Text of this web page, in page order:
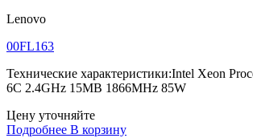
Lenovo
00FL163
Технические характеристики:Intel Xeon
6C 2.4GHz 15MB 1866MHz 85W
Цену уточняйте
Подробнее В корзину